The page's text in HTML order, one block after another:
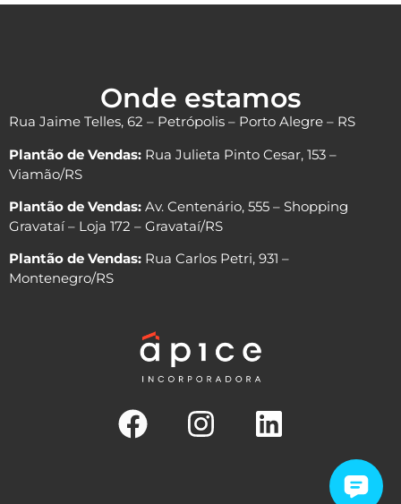
Onde estamos
Rua Jaime Telles, 62 – Petrópolis – Porto Alegre – RS
Plantão de Vendas: Rua Julieta Pinto Cesar, 153 –
Viamão/RS
Plantão de Vendas: Av. Centenário, 555 – Shopping
Gravataí – Loja 172 – Gravataí/RS
Plantão de Vendas: Rua Carlos Petri, 931 –
Montenegro/RS